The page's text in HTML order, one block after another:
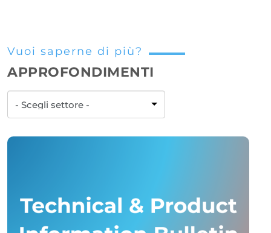
Vuoi saperne di più?
APPROFONDIMENTI